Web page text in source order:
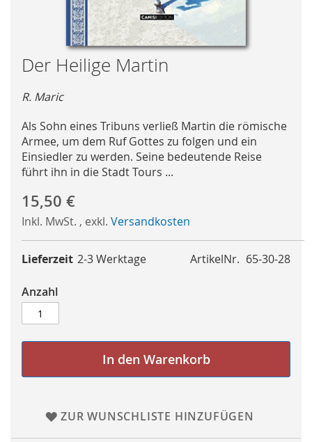
Skip
to
the
beginning
of
the
images
gallery
Der Heilige Martin
R. Maric
Als Sohn eines Tribuns verließ Martin die römische
Armee, um dem Ruf Gottes zu folgen und ein
Einsiedler zu werden. Seine bedeutende Reise
führt ihn in die Stadt Tours ...
15,50 €
Inkl. MwSt. , exkl. Versandkosten
ArtikelNr. 65-30-28
Lieferzeit 2-3 Werktage
Anzahl
In den Warenkorb
ZUR WUNSCHLISTE HINZUFÜGEN